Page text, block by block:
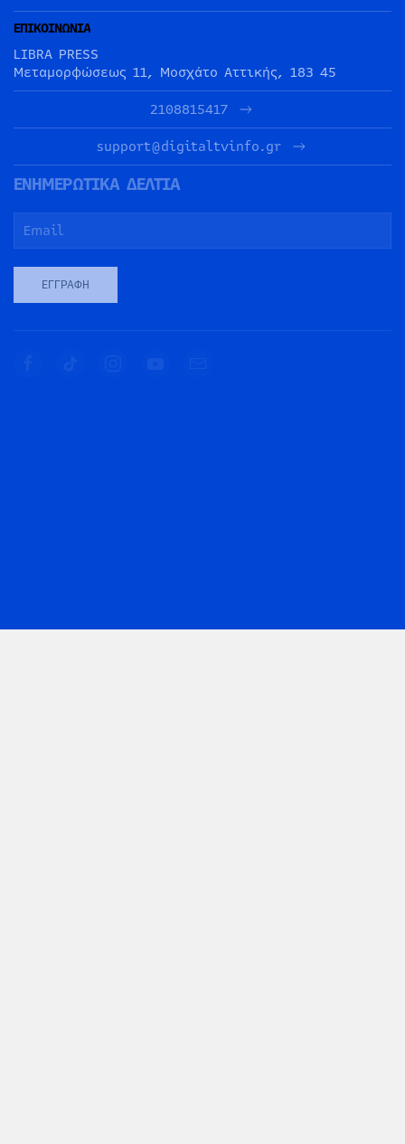
ΕΠΙΚΟΙΝΩΝΙΑ
LIBRA PRESS
Μεταμορφώσεως 11, Μοσχάτο Αττικής, 183 45
2108815417
support@digitaltvinfo.gr
ΕΝΗΜΕΡΩΤΙΚΑ ΔΕΛΤΙΑ
ΕΓΓΡΑΦΉ